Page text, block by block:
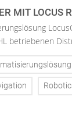
MIT LOCUS
betriebenen